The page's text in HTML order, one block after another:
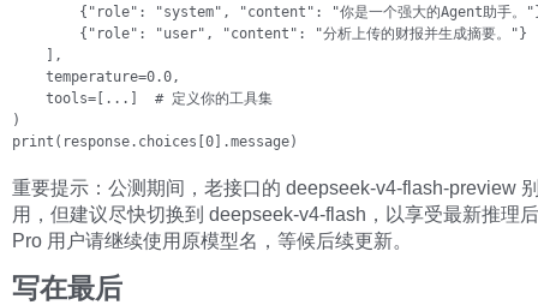
{"role": "system", "content": "你是一个强大的Agent助手。
        {"role": "user", "content": "分析上传的财报并生成摘要。"}
    ],
    temperature=0.0,
    tools=[...]  # 定义你的工具集
)
print(response.choices[0].message)
重要提示：公测期间，老接口的 deepseek-v4-flash-preview
用，但建议尽快切换到 deepseek-v4-flash，以享受最新推理
Pro 用户请继续使用原模型名，等候后续更新。
写在最后